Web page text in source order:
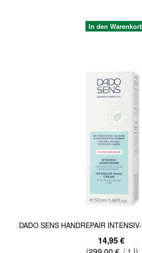
In den
DADO SENS HANDREPAIR
14,95 €